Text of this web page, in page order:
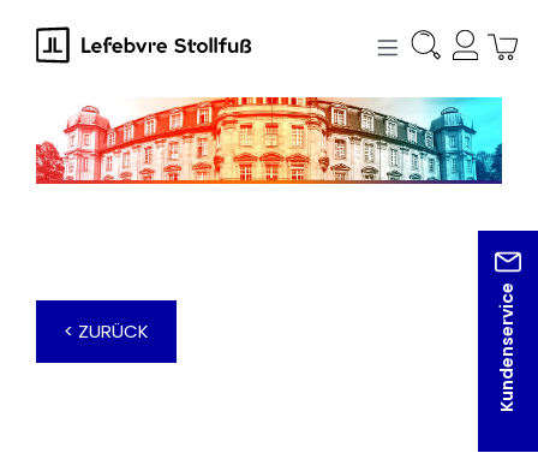
springen
Kundenservice
< ZURÜCK